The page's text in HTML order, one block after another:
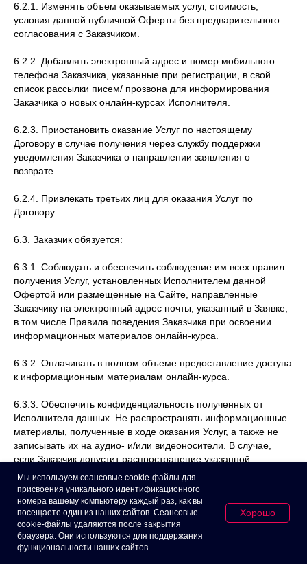
6.2.1. Изменять объем оказываемых услуг, стоимость,
условия данной публичной Оферты без предварительного
согласования с Заказчиком.
6.2.2. Добавлять электронный адрес и номер мобильного
телефона Заказчика, указанные при регистрации, в свой
список рассылки писем/ прозвона для информирования
Заказчика о новых онлайн-курсах Исполнителя.
6.2.3. Приостановить оказание Услуг по настоящему
Договору в случае получения через службу поддержки
уведомления Заказчика о направлении заявления о
возврате.
6.2.4. Привлекать третьих лиц для оказания Услуг по
Договору.
6.3. Заказчик обязуется:
6.3.1. Соблюдать и обеспечить соблюдение им всех правил
получения Услуг, установленных Исполнителем данной
Офертой или размещенные на Сайте, направленные
Заказчику на электронный адрес почты, указанный в Заявке,
в том числе Правила поведения Заказчика при освоении
информационных материалов онлайн-курса.
6.3.2. Оплачивать в полном объеме предоставление доступа
к информационным материалам онлайн-курса.
6.3.3. Обеспечить конфиденциальность полученных от
Исполнителя данных. Не распространять информационные
материалы, полученные в ходе оказания Услуг, а также не
записывать их на аудио- и/или видеоносители. В случае,
если Заказчик допустит распространение указанной
информации, он несет ответственность перед Исполнителем
за причиненные фактом распространения информации
убытки, включая недополученную прибыль.
6.3.4. Обеспечить защиту доступа к своему Личному
кабинету и не вправе передавать права по настоящему
Договору третьим лицам без письменного согласия
Мы используем сеансовые cookie-файлы для
присвоения уникального идентификационного
номера вашему компьютеру каждый раз, как вы
посещаете один из наших сайтов. Сеансовые
cookie-файлы удаляются после закрытия
браузера. Они используются для поддержания
функциональности наших сайтов.
Хорошо